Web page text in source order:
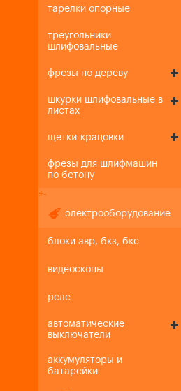
тарелки опорные
треугольники
шлифовальные
фрезы по дереву
шкурки шлифовальные в
листах
щетки-крацовки
фрезы для шлифмашин
по бетону
+-
электрооборудование
блоки авр, бкз, бкс
видеоскопы
реле
автоматические
выключатели
аккумуляторы и
батарейки